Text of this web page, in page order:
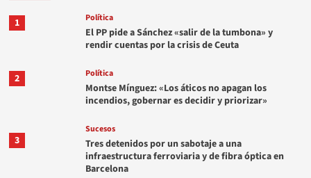
1 Política
El PP pide a Sánchez «salir de la tumbona» y
rendir cuentas por la crisis de Ceuta
2 Política
Montse Mínguez: «Los áticos no apagan los
incendios, gobernar es decidir y priorizar»
3
Sucesos
Tres detenidos por un sabotaje a una
infraestructura ferroviaria y de fibra óptica en
Barcelona